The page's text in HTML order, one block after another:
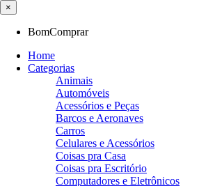
×
BomComprar
Home
Categorias
Animais
Automóveis
Acessórios e Peças
Barcos e Aeronaves
Carros
Celulares e Acessórios
Coisas pra Casa
Coisas pra Escritório
Computadores e Eletrônicos